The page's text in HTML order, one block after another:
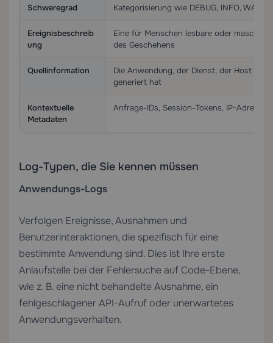
Schweregrad Kategorisierung wie DEBUG, INFO,
Ereignisbeschreib
ung
Eine für Menschen lesbare oder
des Geschehens
Quellinformation
Die Anwendung, der Dienst, der Host
generiert hat
Kontextuelle
Metadaten
Anfrage-IDs, Session-Tokens, IP-
Log-Typen, die Sie kennen müssen
Anwendungs-Logs
Verfolgen Ereignisse, Ausnahmen und
Benutzerinteraktionen, die spezifisch für eine
bestimmte Anwendung sind. Dies ist Ihre erste
Anlaufstelle bei der Fehlersuche auf Code-Ebene,
wie z. B. eine nicht behandelte Ausnahme, ein
fehlgeschlagener API-Aufruf oder unerwartetes
Anwendungsverhalten.